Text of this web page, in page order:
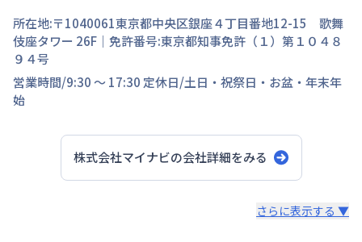
所在地:〒1040061東京都中央区銀座４丁目番地12-15 歌舞
伎座タワー 26F ｜免許番号:東京都知事免許（１）第１０４８
９４号
営業時間/9:30 ～ 17:30 定休日/土日・祝祭日・お盆・年末年
始
株式会社マイナビの会社詳細をみる
さらに表示する ▼